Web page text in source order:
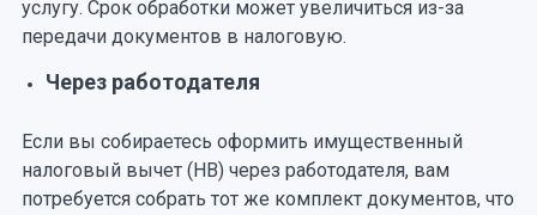
услугу. Срок обработки может увеличиться из-за
передачи документов в налоговую.
Через работодателя
Если вы собираетесь оформить имущественный
налоговый вычет (НВ) через работодателя, вам
потребуется собрать тот же комплект документов, что